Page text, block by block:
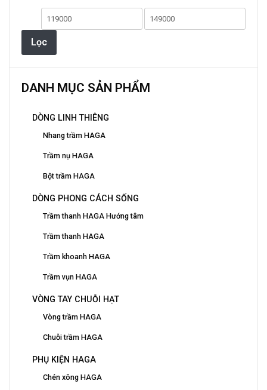
tùy
chọn
trên
Giá
nhất
Giá
Lọc
DANH MỤC SẢN PHẨM
DÒNG LINH THIÊNG
Nhang trầm HAGA
Trầm nụ HAGA
Bột trầm HAGA
DÒNG PHONG CÁCH SỐNG
Trầm thanh HAGA Hướng tâm
Trầm thanh HAGA
Trầm khoanh HAGA
Trầm vụn HAGA
VÒNG TAY CHUỖI HẠT
Vòng trầm HAGA
Chuỗi trầm HAGA
PHỤ KIỆN HAGA
Chén xông HAGA